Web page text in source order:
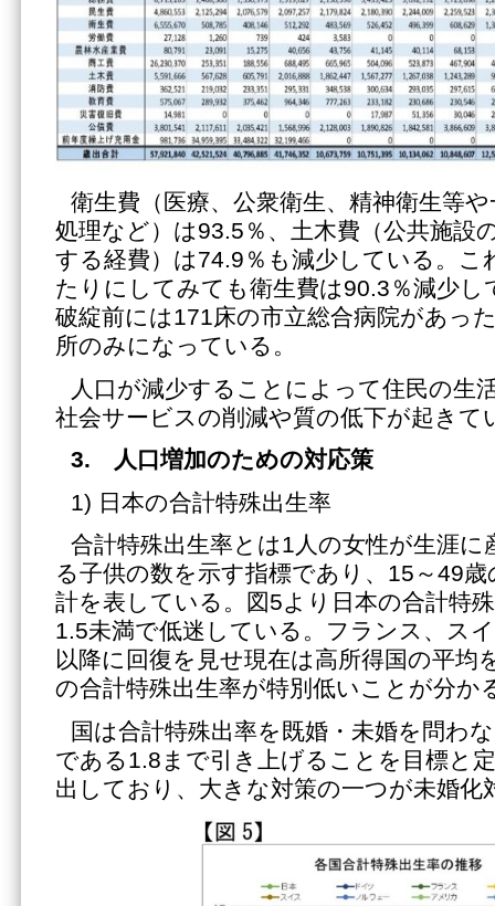
衛生費（医療、公衆衛生、精神衛生等
処理など）は93.5％、土木費（公共施設
する経費）は74.9％も減少している。こ
たりにしてみても衛生費は90.3％減少し
破綻前には171床の市立総合病院があっ
所のみになっている。
人口が減少することによって住民の生
社会サービスの削減や質の低下が起きて
3. 人口増加のための対応策
1) 日本の合計特殊出生率
合計特殊出生率とは1人の女性が生涯
る子供の数を示す指標であり、15～49
計を表している。図5より日本の合計特
1.5未満で低迷している。フランス、ス
以降に回復を見せ現在は高所得国の平均
の合計特殊出生率が特別低いことが分か
国は合計特殊出率を既婚・未婚を問わ
である1.8まで引き上げることを目標と
出しており、大きな対策の一つが未婚化